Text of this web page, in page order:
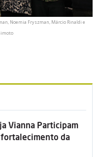
Noemia Fryszman, Márcio Rinaldi e
Vianna Participam
fortalecimento da